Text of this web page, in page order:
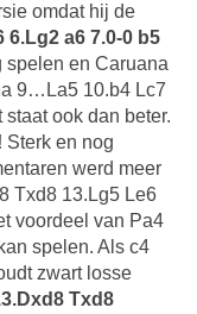
omdat hij de
6.Lg2 a6 7.0-0 b5
en Caruana
9…La5 10.b4 Lc7
ook dan beter.
Sterk en nog
werd meer
Txd8 13.Lg5 Le6
voordeel van Pa4
spelen. Als c4
zwart losse
Txd8